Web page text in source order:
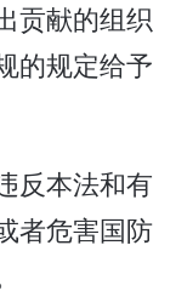
贡献的组织
的规定给予
反本法和有
者危害国防